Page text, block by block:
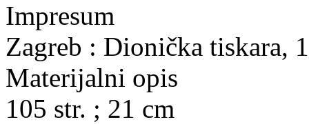
Impresum
Zagreb : Dionička tiskara,
Materijalni opis
105 str. ; 21 cm